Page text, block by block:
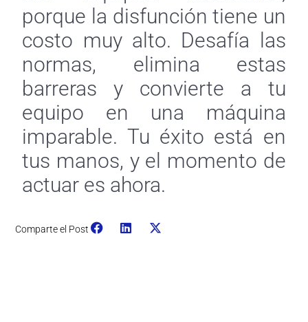
porque la disfunción tiene un
costo muy alto. Desafía las
normas, elimina estas
barreras y convierte a tu
equipo en una máquina
imparable. Tu éxito está en
tus manos, y el momento de
actuar es ahora.
Comparte el Post